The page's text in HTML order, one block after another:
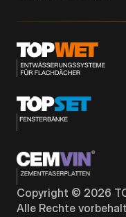
Copyright © 2026
Alle Rechte